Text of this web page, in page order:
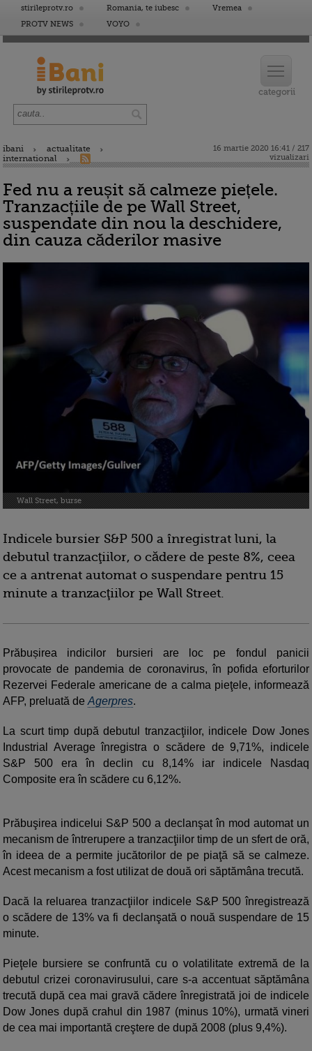
stirileprotv.ro Romania, te iubesc
Vremea
PROTV NEWS
VOYO
ibani
actualitate
international
16 martie 2020 16:41 / 217
vizualizari
Fed nu a reușit să calmeze piețele.
Tranzacțiile de pe Wall Street,
suspendate din nou la deschidere,
din cauza căderilor masive
Wall Street, burse
Indicele bursier S&P 500 a înregistrat luni, la
debutul tranzacţiilor, o cădere de peste 8%, ceea
ce a antrenat automat o suspendare pentru 15
minute a tranzacţiilor pe Wall Street.
Prăbușirea indicilor bursieri are loc pe fondul panicii
provocate de pandemia de coronavirus, în pofida eforturilor
Rezervei Federale americane de a calma pieţele, informează
AFP, preluată de Agerpres.
La scurt timp după debutul tranzacţiilor, indicele Dow Jones
Industrial Average înregistra o scădere de 9,71%, indicele
S&P 500 era în declin cu 8,14% iar indicele Nasdaq
Composite era în scădere cu 6,12%.
Prăbuşirea indicelui S&P 500 a declanşat în mod automat un
mecanism de întrerupere a tranzacţiilor timp de un sfert de oră,
în ideea de a permite jucătorilor de pe piaţă să se calmeze.
Acest mecanism a fost utilizat de două ori săptămâna trecută.
Dacă la reluarea tranzacţiilor indicele S&P 500 înregistrează
o scădere de 13% va fi declanşată o nouă suspendare de 15
minute.
Pieţele bursiere se confruntă cu o volatilitate extremă de la
debutul crizei coronavirusului, care s-a accentuat săptămâna
trecută după cea mai gravă cădere înregistrată joi de indicele
Dow Jones după crahul din 1987 (minus 10%), urmată vineri
de cea mai importantă creştere de după 2008 (plus 9,4%).